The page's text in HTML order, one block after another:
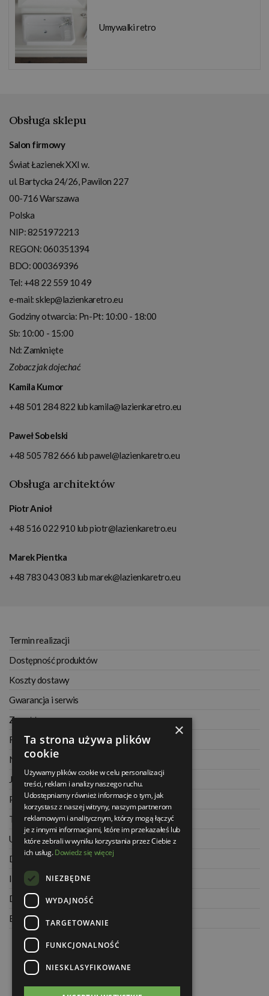
Umywalki retro
Obsługa sklepu
Salon firmowy
Świat Łazienek XXI w.
ul. Bartycka 24/26, Pawilon 227
00-716Warszawa
Polska
NIP:8251972213
REGON: 060351394
BDO: 000369396
Tel: +48 22 559 10 49
e-mail:sklep@lazienkaretro.eu
Godziny otwarcia: Pn-Pt: 10:00 - 18:00
Sb: 10:00 - 15:00
Nd: Zamknięte
Zobacz jak dojechać
Kamila Kumor
+48 501 284 822 lubkamila@lazienkaretro.eu
Paweł Sobelski
+48 505 782 666 lubpawel@lazienkaretro.eu
Obsługa architektów
Piotr Anioł
+48 516 022 910 lubpiotr@lazienkaretro.eu
Marek Pientka
+48 783 043 083 lubmarek@lazienkaretro.eu
Termin realizacji
Dostępność produktów
Koszty dostawy
Gwarancja i serwis
Zwrot towaru
Regulamin
Najczęściej zadawane pytania
Jak kupować na raty
Polityka prywatności
Twoje zamówienia
Ustawienia konta
Dane kontaktowe
Informacje o firmie
Dla architektów
Blog
×
Ta strona używa plików
cookie
Używamy plików cookie w celu personalizacji
treści, reklam i analizy naszego ruchu.
Udostępniamy również informacje o tym, jak
korzystasz z naszej witryny, naszym partnerom
reklamowym i analitycznym, którzy mogą łączyć
je z innymi informacjami, które im przekazałeś lub
które zebrali w wyniku korzystania przez Ciebie z
ich usług.Dowiedz się więcej
NIEZBĘDNE
WYDAJNOŚĆ
TARGETOWANIE
FUNKCJONALNOŚĆ
NIESKLASYFIKOWANE